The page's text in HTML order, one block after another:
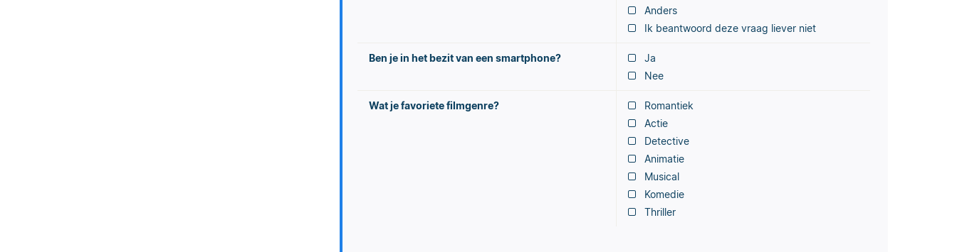
Anders
Ik beantwoord deze vraag liever niet
Ben je in het bezit van een smartphone?
Ja
Nee
Wat je favoriete filmgenre?
Romantiek
Actie
Detective
Animatie
Musical
Komedie
Thriller